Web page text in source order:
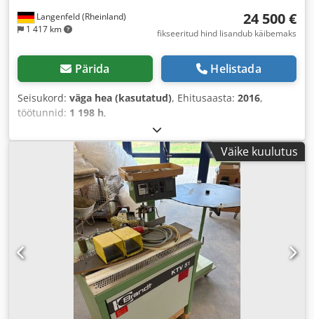
Langenfeld (Rheinland)
1 417 km
24 500 €
fikseeritud hind lisandub käibemaks
Pärida Helistada
Seisukord: väga hea (kasutatud), Ehitusaasta: 2016,
töötunnid: 1 198 h,
Väike kuulutus